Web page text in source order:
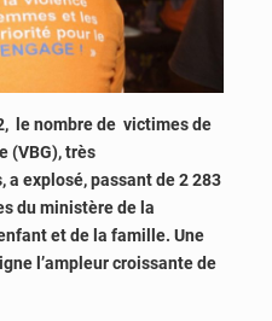
le nombre de victimes de
(VBG), très
explosé, passant de 2 283
du ministère de la
et de la famille. Une
l’ampleur croissante de